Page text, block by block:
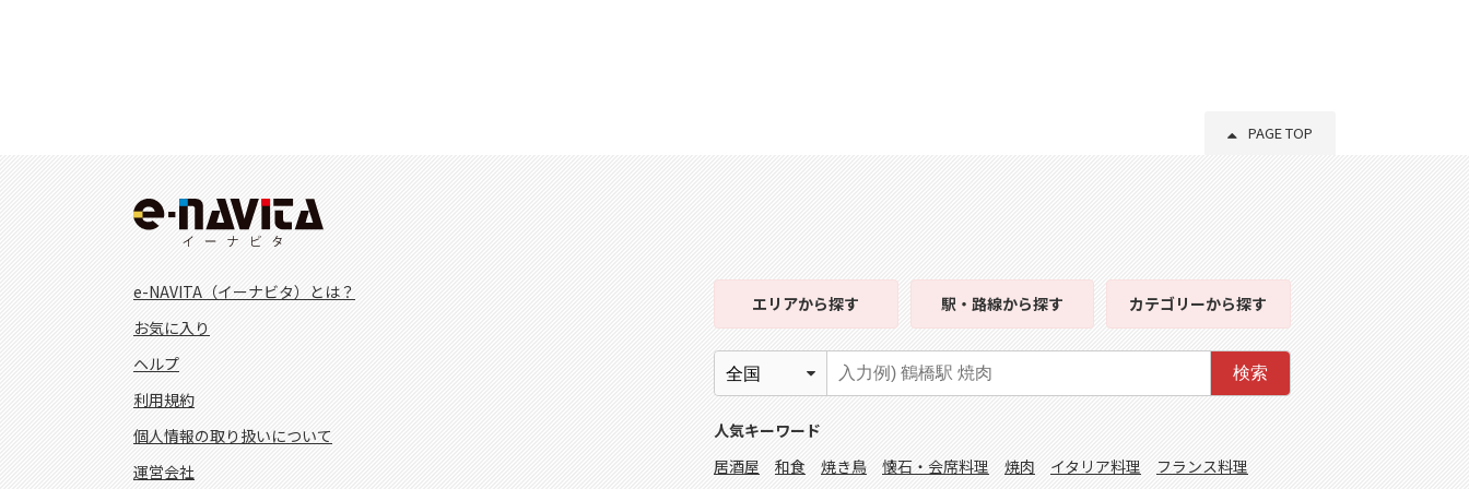
PAGE TOP
e-NAVITA（イーナビタ）とは？
お気に入り
ヘルプ
利用規約
個人情報の取り扱いについて
運営会社
エリアから探す 駅・路線から探す カテゴリーから探す
検索
人気キーワード
居酒屋
和食 焼き鳥 懐石・会席料理 焼肉 イタリア料理 フランス料理